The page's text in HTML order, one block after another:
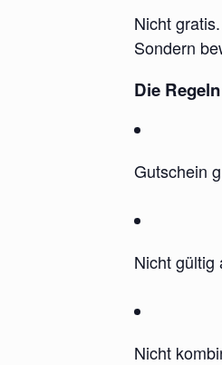
Nicht gratis.
Sondern
Die Regeln
Gutschein
Nicht gültig
Nicht